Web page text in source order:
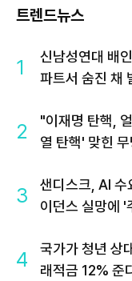
트렌드뉴스
1
신남성연대 배
파트서 숨진 채
2
"이재명 탄핵,
열 탄핵' 맞힌
3
샌디스크, AI
이던스 실망에 '
4
국가가 청년 상
래적금 12% 준